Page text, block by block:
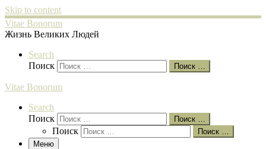
Skip to content
Vitae Bonorum
Жизнь Великих Людей
Search
Поиск
Поиск …
Vitae Bonorum
Search
Поиск
Поиск …
Поиск
Поиск …
Меню